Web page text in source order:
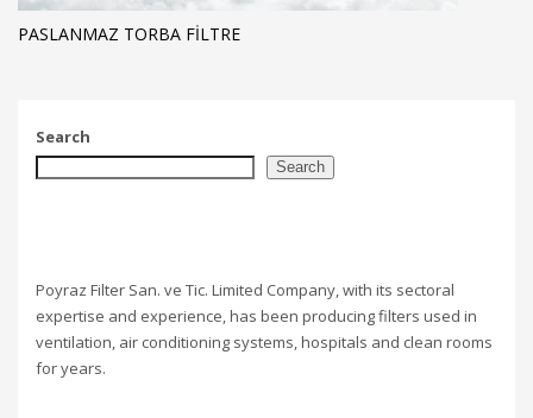
PASLANMAZ TORBA FİLTRE
Search
Search
Poyraz Filter San. ve Tic. Limited Company, with its sectoral
expertise and experience, has been producing filters used in
ventilation, air conditioning systems, hospitals and clean rooms
for years.